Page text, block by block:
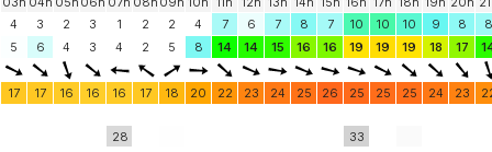
4
3 2 3 1 2 2 4 7 6 7 8 7 10 10 10 9 8
8
5
6 4 3 4 2 5 8 14 14 15 16 16 19 19 19 18 17
17 17 16 16 16 17 18 20 22 23 24 25 26 25 25 25 24 23
28 33